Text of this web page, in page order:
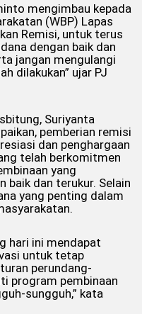
mengimbau kepada
(WBP) Lapas
Remisi, untuk terus
dengan baik dan
jangan mengulangi
dilakukan” ujar PJ
Suriyanta
pemberian remisi
dan penghargaan
telah berkomitmen
yang
baik dan terukur. Selain
yang penting dalam
hari ini mendapat
untuk tetap
perundang-
program pembinaan
sungguh,” kata